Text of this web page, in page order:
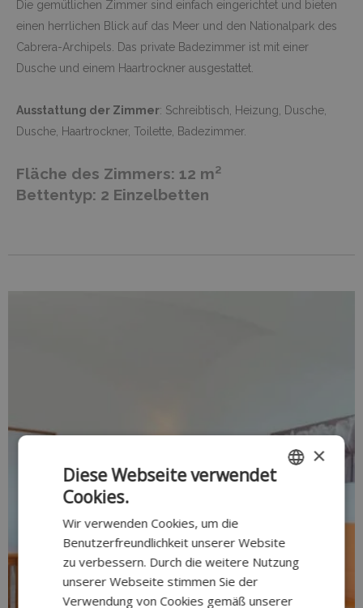
Die gemütlichen Zimmer sind einfach eingerichtet und bieten
einen herrlichen Blick auf das Meer und den Nationalpark des
Cabrera-Archipels. Das private Badezimmer ist mit einer
Dusche und einem Haartrockner ausgestattet.
Ausstattung der Zimmer: Schreibtisch, Heizung, Dusche,
Dusche, Haartrockner, Toilette, Badezimmer.
Fläche des Zimmers: 12 m²
Bettentyp: 2 Einzelbetten
×
Diese Webseite verwendet
Cookies.
Wir verwenden Cookies, um die
Benutzerfreundlichkeit unserer Website
zu verbessern. Durch die weitere Nutzung
unserer Webseite stimmen Sie der
Verwendung von Cookies gemäß unserer